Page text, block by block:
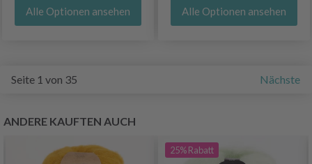
Alle Optionen ansehen Alle Optionen ansehen
Seite 1 von 35 Nächste
ANDERE KAUFTEN AUCH
25%Rabatt